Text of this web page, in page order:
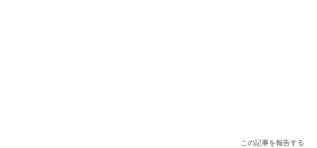
この記事を報告する